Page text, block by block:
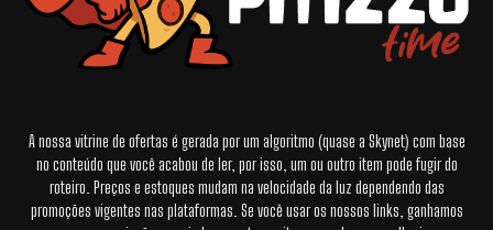
A nossa vitrine de ofertas é gerada por um algoritmo (quase a Skynet) com base
no conteúdo que você acabou de ler, por isso, um ou outro item pode fugir do
roteiro. Preços e estoques mudam na velocidade da luz dependendo das
promoções vigentes nas plataformas. Se você usar os nossos links, ganhamos